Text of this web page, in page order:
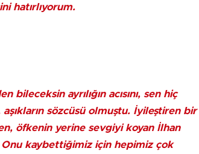
hatırlıyorum.
ayrılığın acısını, sen hiç
aşıkların sözcüsü olmuştu. İyileştiren bir
öfkenin yerine sevgiyi koyan İlhan
kaybettiğimiz için hepimiz çok